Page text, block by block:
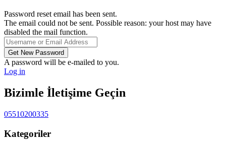
Password reset email has been sent.
The email could not be sent. Possible reason: your host may have
disabled the mail function.
A password will be e-mailed to you.
Log in
Bizimle İletişime Geçin
05510200335
Kategoriler